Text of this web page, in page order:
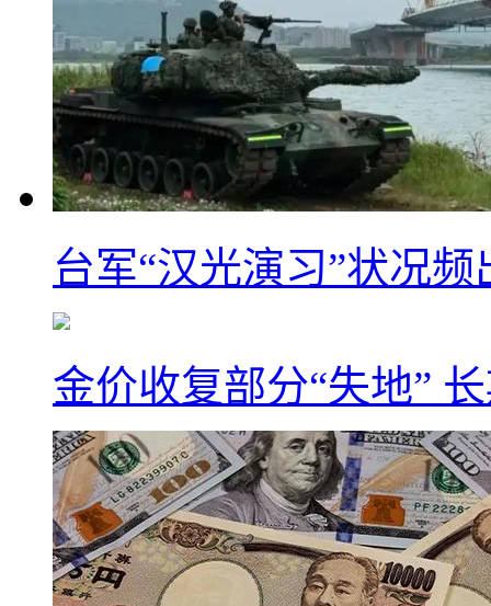
台军“汉光演习”状况
金价收复部分“失地”